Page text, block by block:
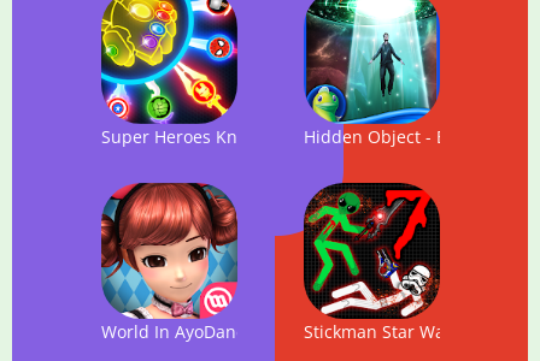
Super Heroes Knife Battle_Avengers Knife Battle
Hidden Object - Beyond:
World In AyoDance Stickman Star Warriors 7